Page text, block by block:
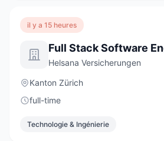
il y a 15 heures
Helsana Versicherungen
Kanton Zürich
full-time
Technologie & Ingénierie